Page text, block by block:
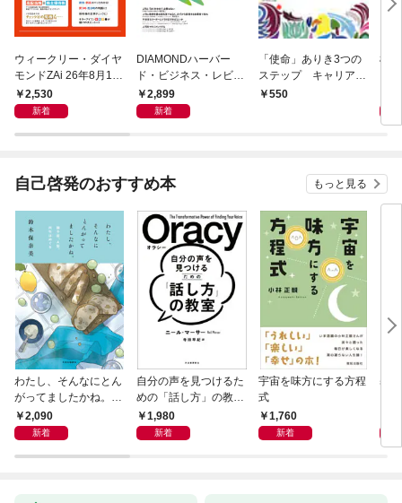
ウィークリー・ダイヤ
モンドZAi 26年8月10
日・17日合併号
2,530
新着
DIAMONDハーバー
ド・ビジネス・レビュ
ー 2026年9月号 特集
「上司をマネジメント
2,899
新着
「使命」ありき3つの
ステップ キャリアの
成功とは何か
550
極
自己啓発のおすすめ本 もっと見る
わたし、そんなにとん
がってましたかね。
獅子座、Ａ型、丙午は
めぐる
2,090
新着
自分の声を見つけるた
めの「話し方」の教
室 Ｏｒａｃｙ（オラ
シー）
1,980
新着
宇宙を味方にする方程
式
1,760
新着
基